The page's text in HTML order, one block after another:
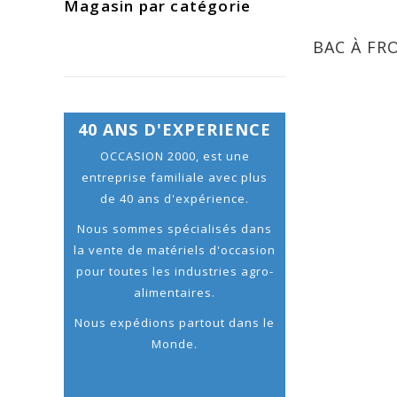
Magasin par catégorie
40 ANS D'EXPERIENCE
OCCASION 2000, est une
entreprise familiale avec plus
de 40 ans d'expérience.
Nous sommes spécialisés dans
la vente de matériels d'occasion
pour toutes les industries agro-
alimentaires.
Nous expédions partout dans le
Monde.
BAC À